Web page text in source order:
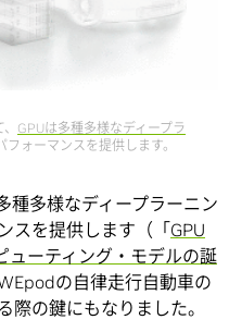
GPUは多種多様なディープラ
フォーマンスを提供します。
種多様なディープラーニン
スを提供します（「GPU
ーティング・モデルの誕
の自律走行自動車の
際の鍵にもなりました。